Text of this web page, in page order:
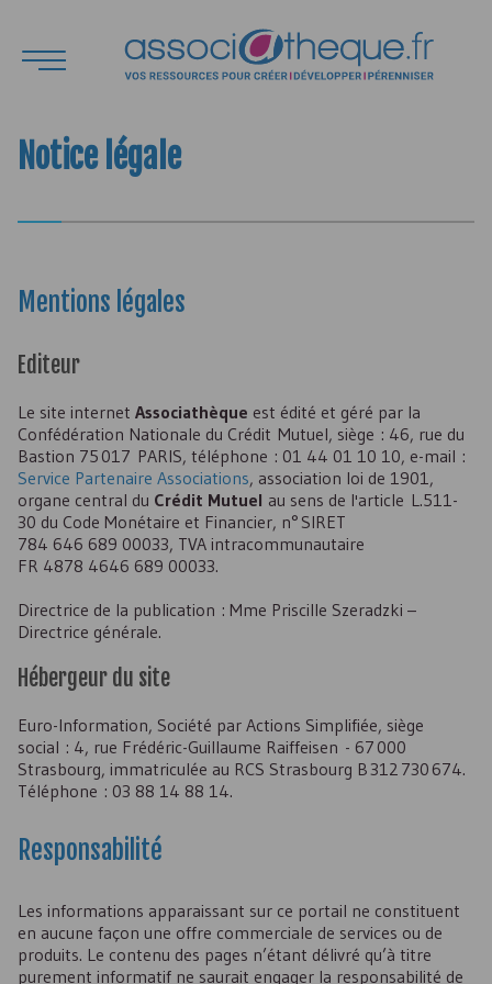
Notice légale
Mentions légales
Editeur
Le site internet Associathèque est édité et géré par la
Confédération Nationale du Crédit Mutuel, siège : 46, rue du
Bastion 75 017 PARIS, téléphone : 01 44 01 10 10, e-mail :
Service Partenaire Associations, association loi de 1901,
organe central du Crédit Mutuel au sens de l'article L.511-
30 du Code Monétaire et Financier, n° SIRET
784 646 689 00033, TVA intracommunautaire
FR 4878 4646 689 00033.
Directrice de la publication : Mme Priscille Szeradzki –
Directrice générale.
Hébergeur du site
Euro-Information, Société par Actions Simplifiée, siège
social : 4, rue Frédéric-Guillaume Raiffeisen - 67 000
Strasbourg, immatriculée au RCS Strasbourg B 312 730 674.
Téléphone : 03 88 14 88 14.
Responsabilité
Les informations apparaissant sur ce portail ne constituent
en aucune façon une offre commerciale de services ou de
produits. Le contenu des pages n’étant délivré qu’à titre
purement informatif ne saurait engager la responsabilité de